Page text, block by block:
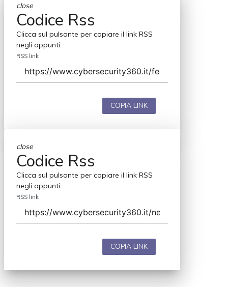
close
Codice Rss
Clicca sul pulsante per copiare il link RSS
negli appunti.
RSS link
COPIA LINK
close
Codice Rss
Clicca sul pulsante per copiare il link RSS
negli appunti.
RSS link
COPIA LINK